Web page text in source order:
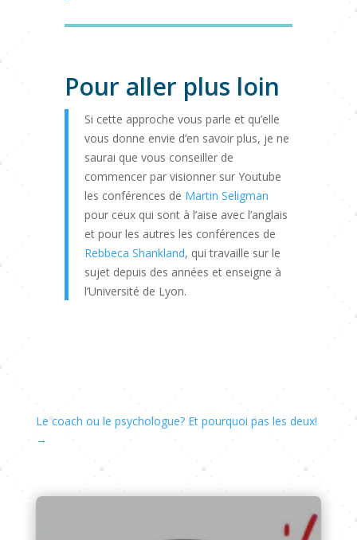
Pour aller plus loin
Si cette approche vous parle et qu’elle
vous donne envie d’en savoir plus, je ne
saurai que vous conseiller de
commencer par visionner sur Youtube
les conférences de Martin Seligman
pour ceux qui sont à l’aise avec l’anglais
et pour les autres les conférences de
Rebbeca Shankland, qui travaille sur le
sujet depuis des années et enseigne à
l’Université de Lyon.
Le coach ou le psychologue? Et pourquoi pas les deux!
→